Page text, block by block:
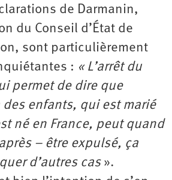
de Darmanin,
du Conseil d’État de
sont particulièrement
: « L’arrêt du
permet de dire que
des enfants, qui est marié
né en France, peut quand
– être expulsé, ça
d’autres cas ».